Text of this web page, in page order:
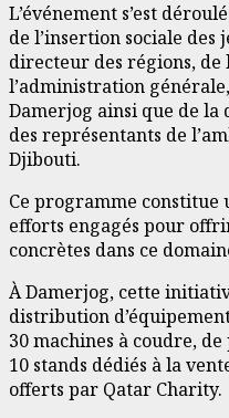
L’événement s’est
de l’insertion sociale
directeur des régions,
l’administration
Damerjog ainsi que de
des représentants de
Djibouti.
Ce programme constitue
efforts engagés pour
concrètes dans ce
À Damerjog, cette
distribution
30 machines à coudre,
10 stands dédiés à la
offerts par Qatar Charity.